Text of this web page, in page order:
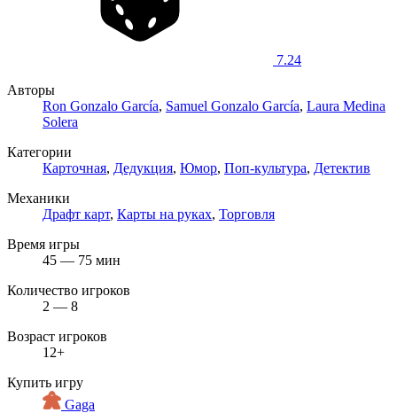
7.24
Авторы
Ron Gonzalo García, Samuel Gonzalo García, Laura Medina
Solera
Категории
Карточная, Дедукция, Юмор, Поп-культура, Детектив
Механики
Драфт карт, Карты на руках, Торговля
Время игры
45 — 75 мин
Количество игроков
2 — 8
Возраст игроков
12+
Купить игру
Gaga